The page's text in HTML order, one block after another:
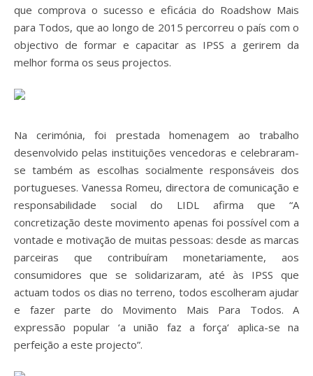
que comprova o sucesso e eficácia do Roadshow Mais
para Todos, que ao longo de 2015 percorreu o país com o
objectivo de formar e capacitar as IPSS a gerirem da
melhor forma os seus projectos.
Na cerimónia, foi prestada homenagem ao trabalho
desenvolvido pelas instituições vencedoras e celebraram-
se também as escolhas socialmente responsáveis dos
portugueses. Vanessa Romeu, directora de comunicação e
responsabilidade social do LIDL afirma que “A
concretização deste movimento apenas foi possível com a
vontade e motivação de muitas pessoas: desde as marcas
parceiras que contribuíram monetariamente, aos
consumidores que se solidarizaram, até às IPSS que
actuam todos os dias no terreno, todos escolheram ajudar
e fazer parte do Movimento Mais Para Todos. A
expressão popular ‘a união faz a força‘ aplica-se na
perfeição a este projecto”.